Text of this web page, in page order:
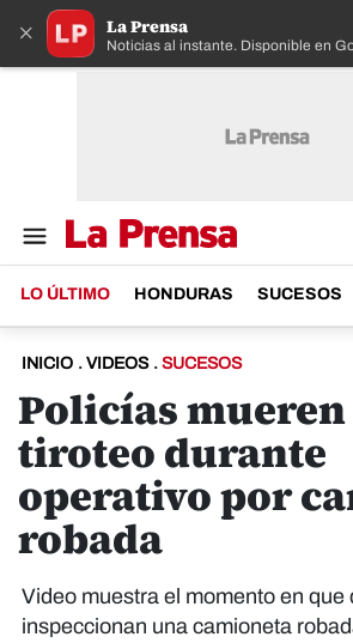
× La Prensa
Noticias al instante. Disponible en
LO ÚLTIMO HONDURAS SUCESOS
INICIO . VIDEOS . SUCESOS
Policías mueren
tiroteo durante
operativo por
robada
Video muestra el momento en que
inspeccionan una camioneta